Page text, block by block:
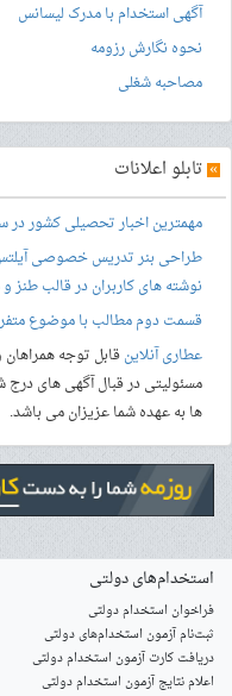
آگهی استخدام با مدرک لیسانس
نحوه نگارش رزومه
مصاحبه شغلی
» تابلو اعلانات
مهمترین اخبار تحصیلی کشور در
طراحی بنرتدریس خصوصی
نوشته های کاربران در قالب طنز و
قسمت دوم مطالب با موضوع
عطاری آنلاینقابل توجه
مسئولیتی در قبال آگهی های
ها به عهده شما عزیزان می باشد.
استخدام‌های دولتی
فراخوان استخدام دولتی
ثبت‌نام آزمون‌ استخدام‌های دولتی
دریافت کارت آزمون استخدام دولتی
اعلام نتایج آزمون استخدام دولتی